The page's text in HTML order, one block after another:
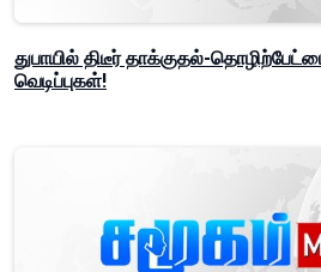
துபாயில் திடீர் தாக்குதல்-
வெடிப்புகள்!